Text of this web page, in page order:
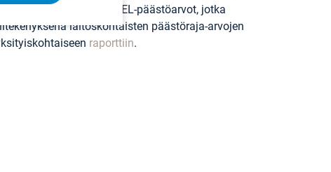
uudet BAT-AEL-päästöarvot, jotka
laitoskohtaisten päästöraja-arvojen
raporttiin.